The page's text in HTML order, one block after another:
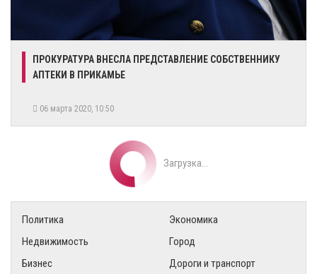
ПРОКУРАТУРА ВНЕСЛА ПРЕДСТАВЛЕНИЕ СОБСТВЕННИКУ
АПТЕКИ В ПРИКАМЬЕ
06 марта 2020, 10:50
Загрузка...
Политика
Экономика
Недвижимость
Город
Бизнес
Дороги и транспорт